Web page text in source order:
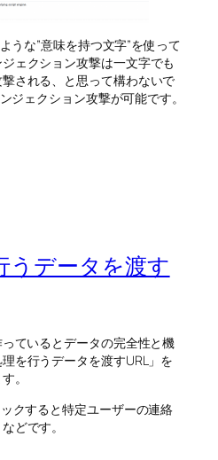
うな”意味を持つ文字”を使って
ェクション攻撃は一文字でも
される、と思って構わないで
ジェクション攻撃が可能です。
うデータを渡す
ているとデータの完全性と機
を行うデータを渡すURL」を
。
クすると特定ユーザーの連絡
どです。